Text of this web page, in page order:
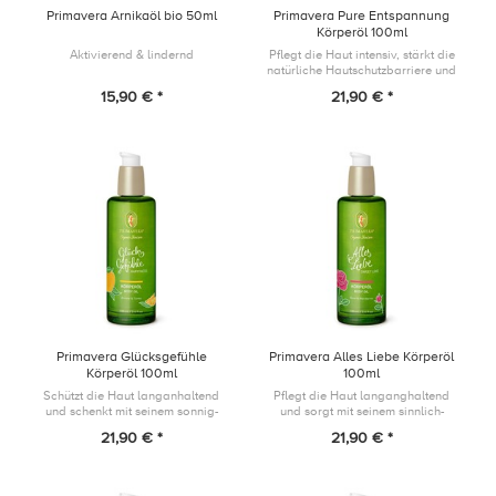
Primavera Arnikaöl bio 50ml
Aktivierend & lindernd
15,90 € *
Primavera Pure Entspannung
Körperöl 100ml
Pflegt die Haut intensiv, stärkt die
natürliche Hautschutzbarriere und
Duft aus Bio Lavendel und Bio
21,90 € *
Primavera Glücksgefühle
Körperöl 100ml
Schützt die Haut langanhaltend
und schenkt mit seinem sonnig-
Bio Tonka für Momente puren
21,90 € *
Primavera Alles Liebe Körperöl
100ml
Pflegt die Haut langanghaltend
und sorgt mit seinem sinnlich-
Mandarine für ein seidiges,
21,90 € *